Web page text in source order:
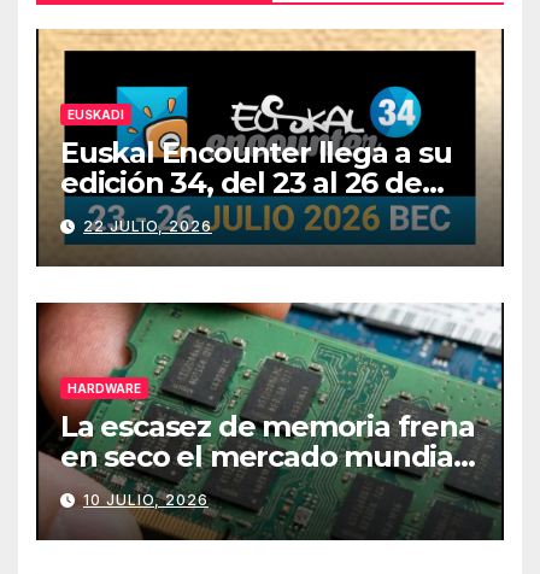
EUSKADI
Euskal Encounter llega a su
edición 34, del 23 al 26 de
julio
22 JULIO, 2026
HARDWARE
La escasez de memoria frena
en seco el mercado mundial
de PCs
10 JULIO, 2026